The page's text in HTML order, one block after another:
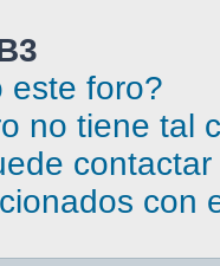
este foro?
no tiene tal
con